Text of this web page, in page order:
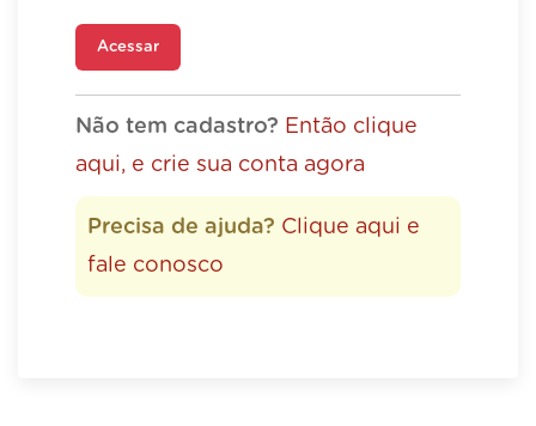
Acessar
Não tem cadastro? Então clique
aqui, e crie sua conta agora
Precisa de ajuda? Clique aqui e
fale conosco